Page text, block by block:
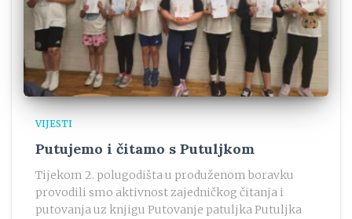
VIJESTI
Putujemo i čitamo s Putuljkom
Tijekom 2. polugodišta u produženom boravku
provodili smo aktivnost zajedničkog čitanja i
putovanja uz knjigu Putovanje patuljka Putuljka